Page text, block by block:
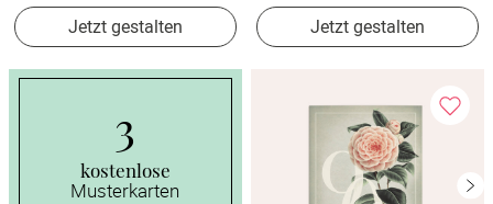
Jetzt gestalten Jetzt gestalten
3
kostenlose
Musterkarten